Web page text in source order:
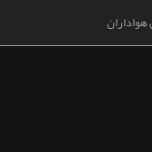
هواداران